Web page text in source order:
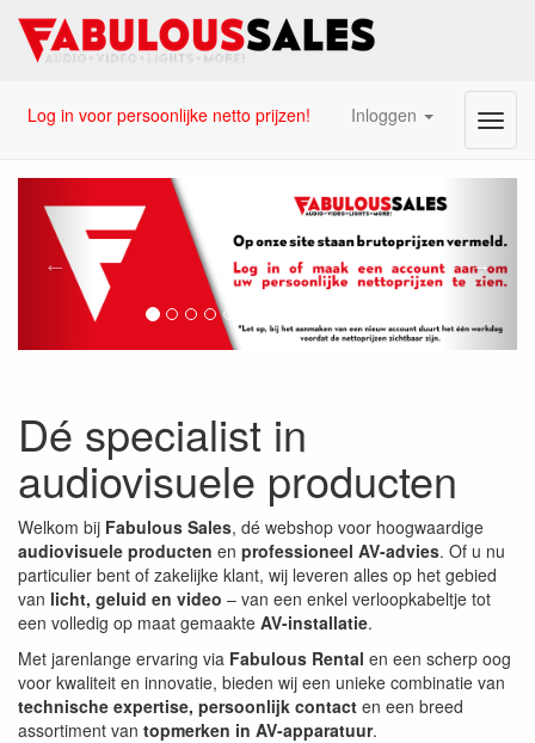
Log in voor persoonlijke netto prijzen! Inloggen Menu
Fabulous Sales -
Dé specialist in
audiovisuele producten
Welkom bij Fabulous Sales, dé webshop voor hoogwaardige
audiovisuele producten en professioneel AV-advies. Of u nu
particulier bent of zakelijke klant, wij leveren alles op het gebied
van licht, geluid en video – van een enkel verloopkabeltje tot
een volledig op maat gemaakte AV-installatie.
Met jarenlange ervaring via Fabulous Rental en een scherp oog
voor kwaliteit en innovatie, bieden wij een unieke combinatie van
technische expertise, persoonlijk contact en een breed
assortiment van topmerken in AV-apparatuur.